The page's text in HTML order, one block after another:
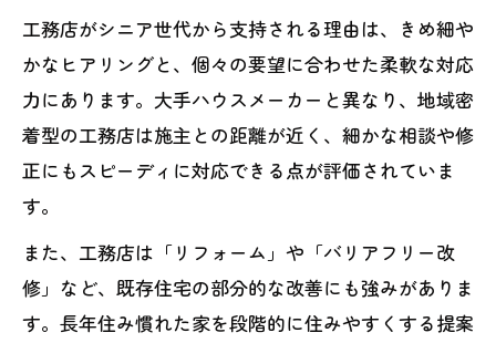
工務店がシニア世代から支持される理由は、きめ細や
かなヒアリングと、個々の要望に合わせた柔軟な対応
力にあります。大手ハウスメーカーと異なり、地域密
着型の工務店は施主との距離が近く、細かな相談や修
正にもスピーディに対応できる点が評価されていま
す。
また、工務店は「リフォーム」や「バリアフリー改
修」など、既存住宅の部分的な改善にも強みがありま
す。長年住み慣れた家を段階的に住みやすくする提案